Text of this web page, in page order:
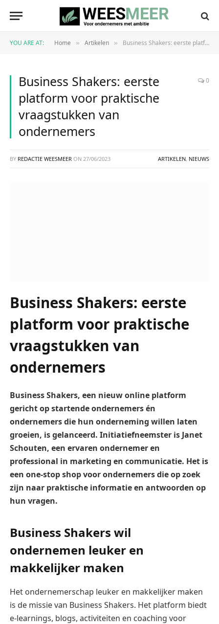
YOU ARE AT: Home » Artikelen » Business Shakers: eerste platform voor praktische vraagstukken van ondernemers
Business Shakers: eerste
platform voor praktische
vraagstukken van
ondernemers
0
BY REDACTIE WEESMEER ON 27/06/2023 ARTIKELEN, NIEUWS
Business Shakers: eerste
platform voor praktische
vraagstukken van
ondernemers
Business Shakers, een nieuw online platform
gericht op startende ondernemers én
ondernemers die hun onderneming willen laten
groeien, is gelanceerd. Initiatiefneemster is Janet
Schouten, een ervaren ondernemer en
professional in marketing en communicatie. Het is
een one-stop shop voor ondernemers die op zoek
zijn naar praktische informatie en antwoorden op
hun vragen.
Business Shakers wil
ondernemen leuker en
makkelijker maken
Het ondernemerschap leuker en makkelijker maken
is de missie van Business Shakers. Het platform biedt
e-learnings, blogs, activiteiten en coaching voor